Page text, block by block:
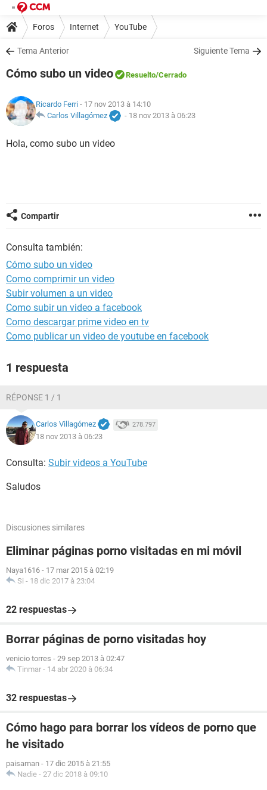
Foros Internet YouTube
Tema Anterior Siguiente Tema
Cómo subo un video Resuelto/Cerrado
Ricardo Ferri - 17 nov 2013 à 14:10
Carlos Villagómez
- 18 nov 2013 à 06:23
Hola, como subo un video
Compartir
Consulta también:
Cómo subo un video
Como comprimir un video
Subir volumen a un video
Como subir un video a facebook
Como descargar prime video en tv
Como publicar un video de youtube en facebook
1 respuesta
RÉPONSE 1 / 1
Carlos Villagómez 278.797
18 nov 2013 à 06:23
Consulta: Subir videos a YouTube
Saludos
Discusiones similares
Eliminar páginas porno visitadas en mi móvil
Naya1616 - 17 mar 2015 à 02:19
Si - 18 dic 2017 à 23:04
22 respuestas
Borrar páginas de porno visitadas hoy
venicio torres - 29 sep 2013 à 02:47
Tinmar - 14 abr 2020 à 06:34
32 respuestas
Cómo hago para borrar los vídeos de porno que
he visitado
paisaman - 17 dic 2015 à 21:55
Nadie - 27 dic 2018 à 09:10